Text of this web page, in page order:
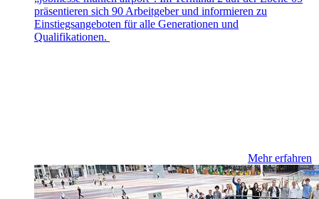
präsentieren sich 90 Arbeitgeber und informieren zu
Einstiegsangeboten für alle Generationen und
Qualifikationen.
Mehr erfahren